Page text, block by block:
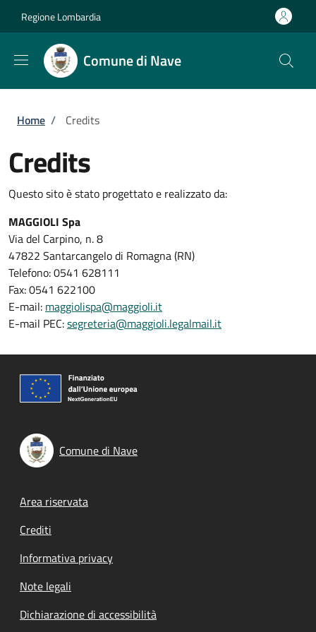
Regione Lombardia
Comune di Nave
Briciole di pane
Home / Credits
Credits
Questo sito è stato progettato e realizzato da:
MAGGIOLI Spa
Via del Carpino, n. 8
47822 Santarcangelo di Romagna (RN)
Telefono: 0541 628111
Fax: 0541 622100
E-mail: maggiolispa@maggioli.it
E-mail PEC:segreteria@maggioli.legalmail.it
Comune di Nave
Footer menu
Area riservata
Crediti
Informativa privacy
Note legali
Dichiarazione di accessibilità